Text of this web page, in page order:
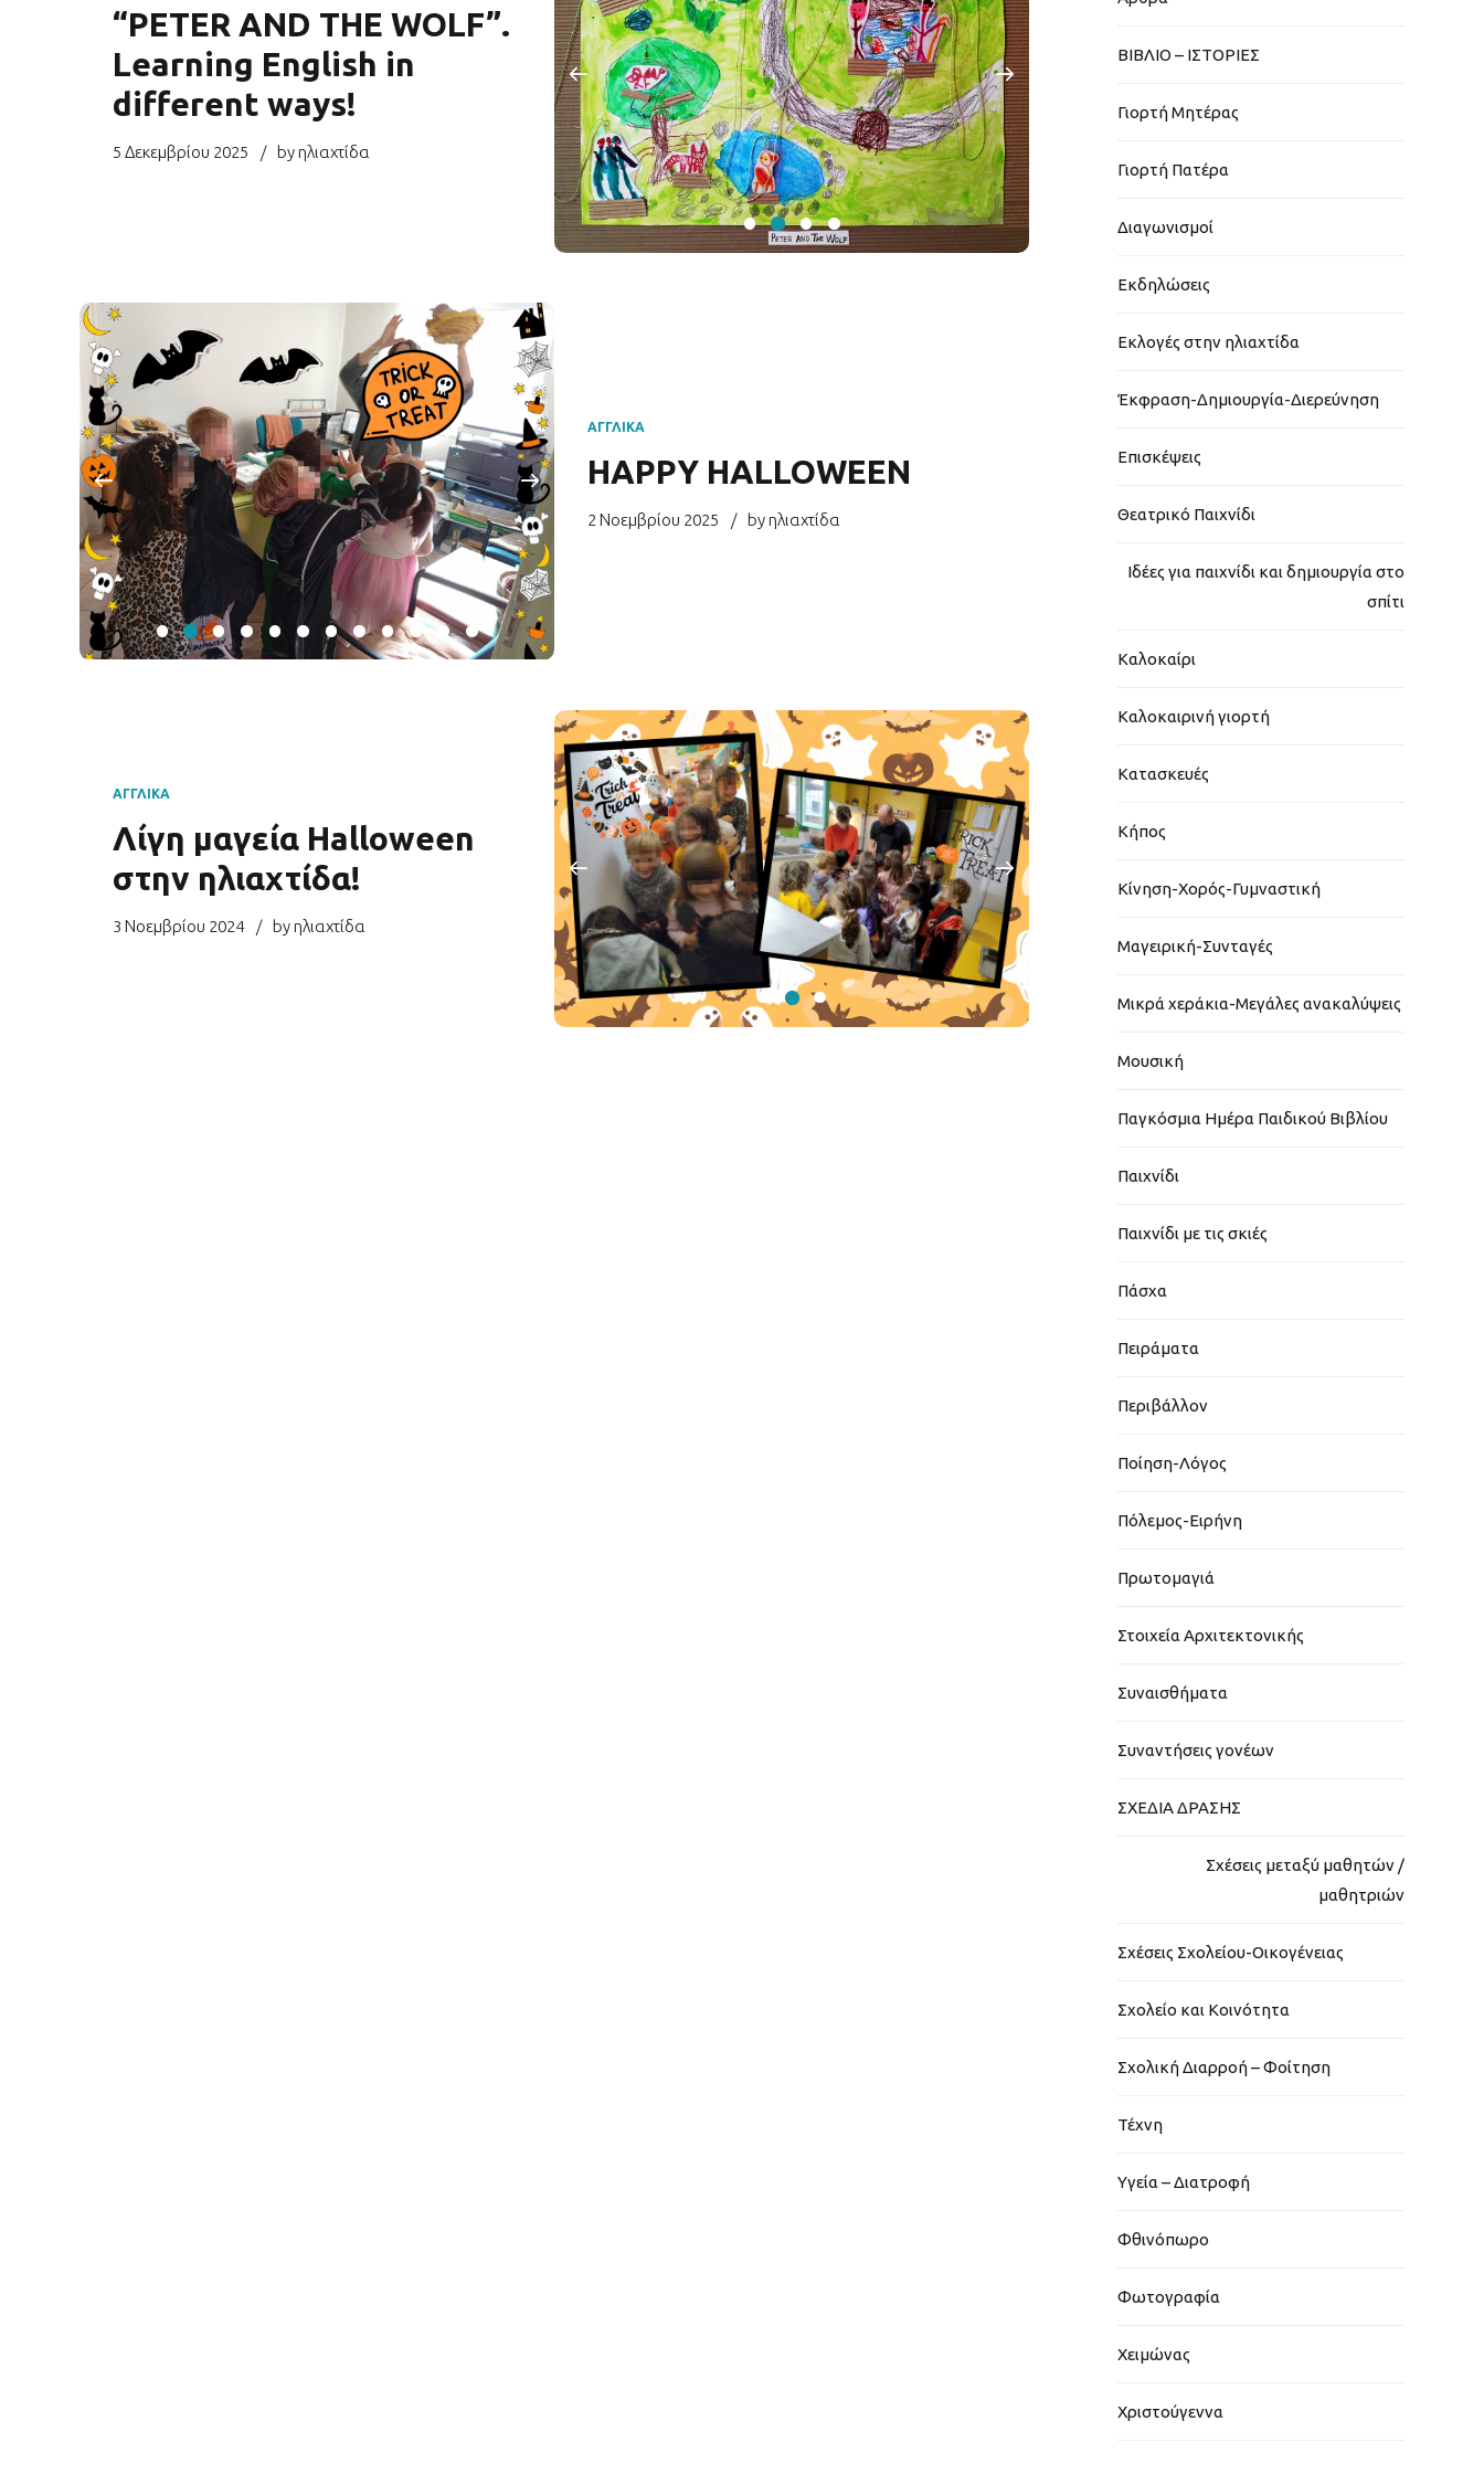
Λίγη μαγεία Halloween
στην ηλιαχτίδα!
3 Νοεμβρίου 2024 by ηλιαχτίδα
ΒΙΒΛΙΟ – ΙΣΤΟΡΙΕΣ
Γιορτή Μητέρας
Γιορτή Πατέρα
Διαγωνισμοί
Εκδηλώσεις
Εκλογές στην ηλιαχτίδα
Έκφραση-Δημιουργία-Διερεύνηση
Επισκέψεις
Θεατρικό Παιχνίδι
Ιδέες για παιχνίδι και δημιουργία στο
σπίτι
Καλοκαίρι
Καλοκαιρινή γιορτή
Κατασκευές
Κήπος
Κίνηση-Χορός-Γυμναστική
Μαγειρική-Συνταγές
Μικρά χεράκια-Μεγάλες ανακαλύψεις
Μουσική
Παγκόσμια Ημέρα Παιδικού Βιβλίου
Παιχνίδι
Παιχνίδι με τις σκιές
Πάσχα
Πειράματα
Περιβάλλον
Ποίηση-Λόγος
Πόλεμος-Ειρήνη
Πρωτομαγιά
Στοιχεία Αρχιτεκτονικής
Συναισθήματα
Συναντήσεις γονέων
ΣΧΕΔΙΑ ΔΡΑΣΗΣ
Σχέσεις μεταξύ μαθητών /
μαθητριών
Σχέσεις Σχολείου-Οικογένειας
Σχολείο και Κοινότητα
Σχολική Διαρροή – Φοίτηση
Τέχνη
Υγεία – Διατροφή
Φθινόπωρο
Φωτογραφία
Χειμώνας
Χριστούγεννα